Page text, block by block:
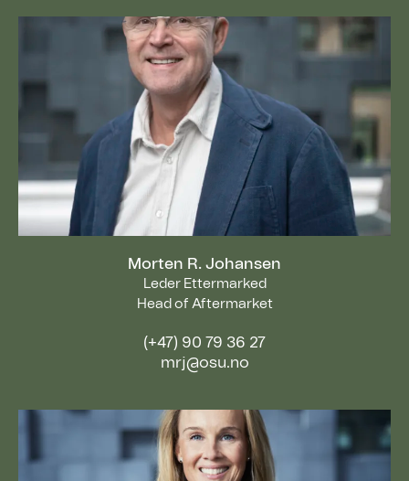
Morten R. Johansen
Leder Ettermarked
Head of Aftermarket
(+47) 90 79 36 27
mrj@osu.no